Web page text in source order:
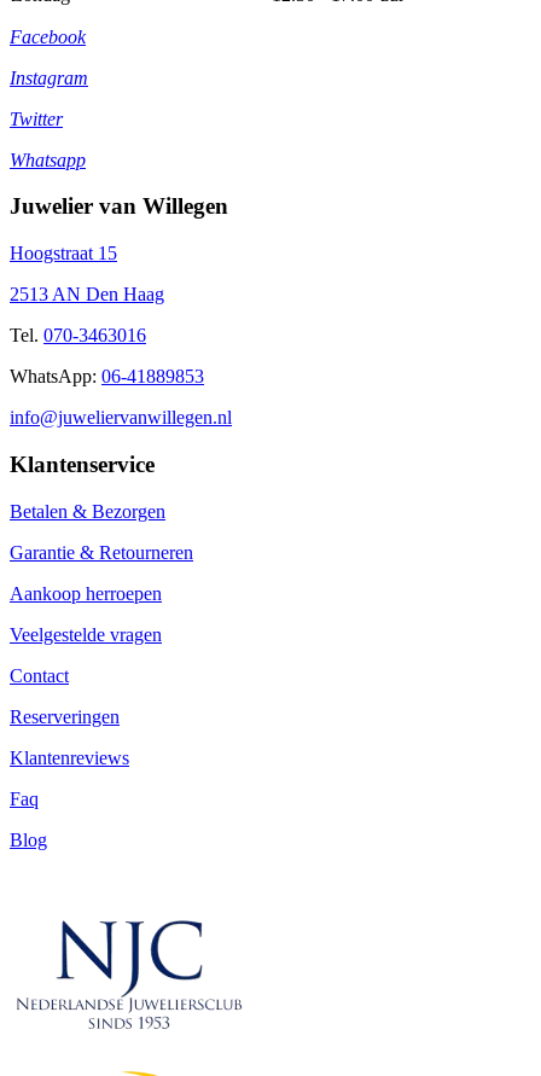
Facebook
Instagram
Twitter
Whatsapp
Juwelier van Willegen
Hoogstraat 15
2513 AN Den Haag
Tel. 070-3463016
WhatsApp: 06-41889853
info@juweliervanwillegen.nl
Klantenservice
Betalen & Bezorgen
Garantie & Retourneren
Aankoop herroepen
Veelgestelde vragen
Contact
Reserveringen
Klantenreviews
Faq
Blog